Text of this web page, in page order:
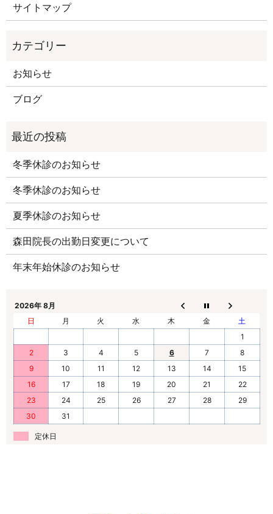
サイトマップ
お知らせ
ブログ
冬季休診のお知らせ
冬季休診のお知らせ
夏季休診のお知らせ
森田院長の出勤日変更について
年末年始休診のお知らせ
2026年 8月
日
月 火 水 木 金
土
1
2
3 4 5 6 7
8
9
10 11 12 13 14
15
16
17 18 19 20 21
22
23
24 25 26 27 28
29
30
31
定休日